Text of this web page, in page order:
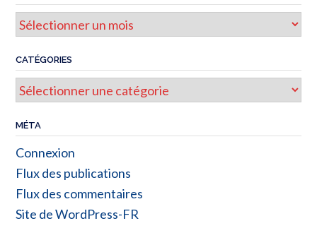
Archives
CATÉGORIES
Catégories
MÉTA
Connexion
Flux des publications
Flux des commentaires
Site de WordPress-FR